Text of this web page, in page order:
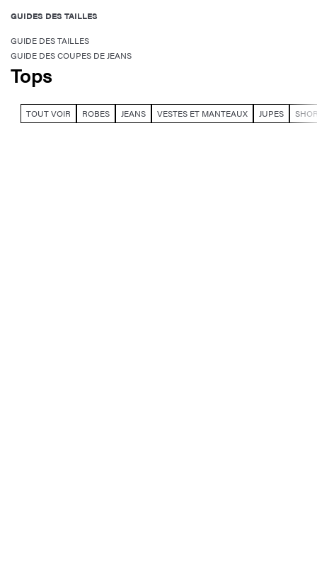
GUIDES DES TAILLES
GUIDE DES TAILLES
GUIDE DES COUPES DE JEANS
Tops
TOUT VOIR ROBES JEANS VESTES ET MANTEAUX JUPES